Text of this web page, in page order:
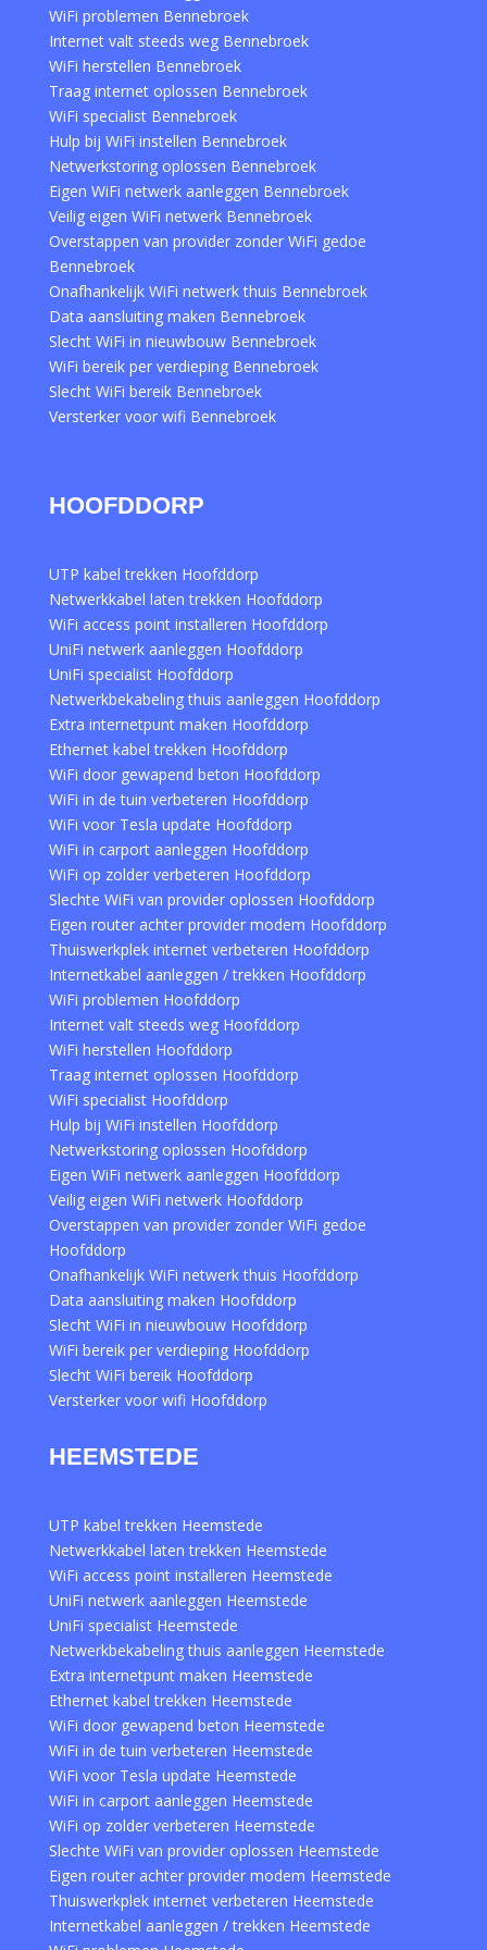
WiFi problemen Bennebroek
Internet valt steeds weg Bennebroek
WiFi herstellen Bennebroek
Traag internet oplossen Bennebroek
WiFi specialist Bennebroek
Hulp bij WiFi instellen Bennebroek
Netwerkstoring oplossen Bennebroek
Eigen WiFi netwerk aanleggen Bennebroek
Veilig eigen WiFi netwerk Bennebroek
Overstappen van provider zonder WiFi gedoe
Bennebroek
Onafhankelijk WiFi netwerk thuis Bennebroek
Data aansluiting maken Bennebroek
Slecht WiFi in nieuwbouw Bennebroek
WiFi bereik per verdieping Bennebroek
Slecht WiFi bereik Bennebroek
Versterker voor wifi Bennebroek
HOOFDDORP
UTP kabel trekken Hoofddorp
Netwerkkabel laten trekken Hoofddorp
WiFi access point installeren Hoofddorp
UniFi netwerk aanleggen Hoofddorp
UniFi specialist Hoofddorp
Netwerkbekabeling thuis aanleggen Hoofddorp
Extra internetpunt maken Hoofddorp
Ethernet kabel trekken Hoofddorp
WiFi door gewapend beton Hoofddorp
WiFi in de tuin verbeteren Hoofddorp
WiFi voor Tesla update Hoofddorp
WiFi in carport aanleggen Hoofddorp
WiFi op zolder verbeteren Hoofddorp
Slechte WiFi van provider oplossen Hoofddorp
Eigen router achter provider modem Hoofddorp
Thuiswerkplek internet verbeteren Hoofddorp
Internetkabel aanleggen / trekken Hoofddorp
WiFi problemen Hoofddorp
Internet valt steeds weg Hoofddorp
WiFi herstellen Hoofddorp
Traag internet oplossen Hoofddorp
WiFi specialist Hoofddorp
Hulp bij WiFi instellen Hoofddorp
Netwerkstoring oplossen Hoofddorp
Eigen WiFi netwerk aanleggen Hoofddorp
Veilig eigen WiFi netwerk Hoofddorp
Overstappen van provider zonder WiFi gedoe
Hoofddorp
Onafhankelijk WiFi netwerk thuis Hoofddorp
Data aansluiting maken Hoofddorp
Slecht WiFi in nieuwbouw Hoofddorp
WiFi bereik per verdieping Hoofddorp
Slecht WiFi bereik Hoofddorp
Versterker voor wifi Hoofddorp
HEEMSTEDE
UTP kabel trekken Heemstede
Netwerkkabel laten trekken Heemstede
WiFi access point installeren Heemstede
UniFi netwerk aanleggen Heemstede
UniFi specialist Heemstede
Netwerkbekabeling thuis aanleggen Heemstede
Extra internetpunt maken Heemstede
Ethernet kabel trekken Heemstede
WiFi door gewapend beton Heemstede
WiFi in de tuin verbeteren Heemstede
WiFi voor Tesla update Heemstede
WiFi in carport aanleggen Heemstede
WiFi op zolder verbeteren Heemstede
Slechte WiFi van provider oplossen Heemstede
Eigen router achter provider modem Heemstede
Thuiswerkplek internet verbeteren Heemstede
Internetkabel aanleggen / trekken Heemstede